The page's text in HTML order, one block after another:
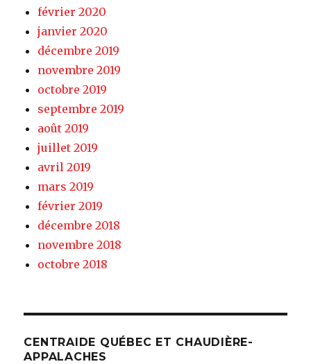
février 2020
janvier 2020
décembre 2019
novembre 2019
octobre 2019
septembre 2019
août 2019
juillet 2019
avril 2019
mars 2019
février 2019
décembre 2018
novembre 2018
octobre 2018
CENTRAIDE QUÉBEC ET CHAUDIÈRE-
APPALACHES